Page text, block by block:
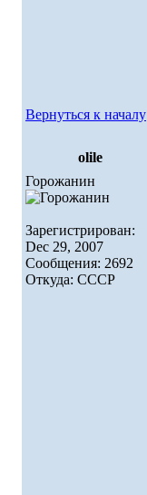
Вернуться к началу
olile
Горожанин
Зарегистрирован:
Dec 29, 2007
Сообщения: 2692
Откуда: СССР